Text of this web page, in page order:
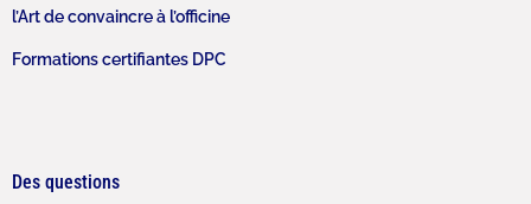
l’Art de convaincre à l’officine
Formations certifiantes DPC
Des questions